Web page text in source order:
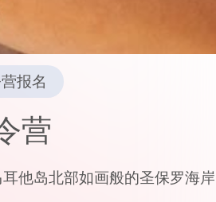
报名
营
他岛北部如画般的圣保罗海